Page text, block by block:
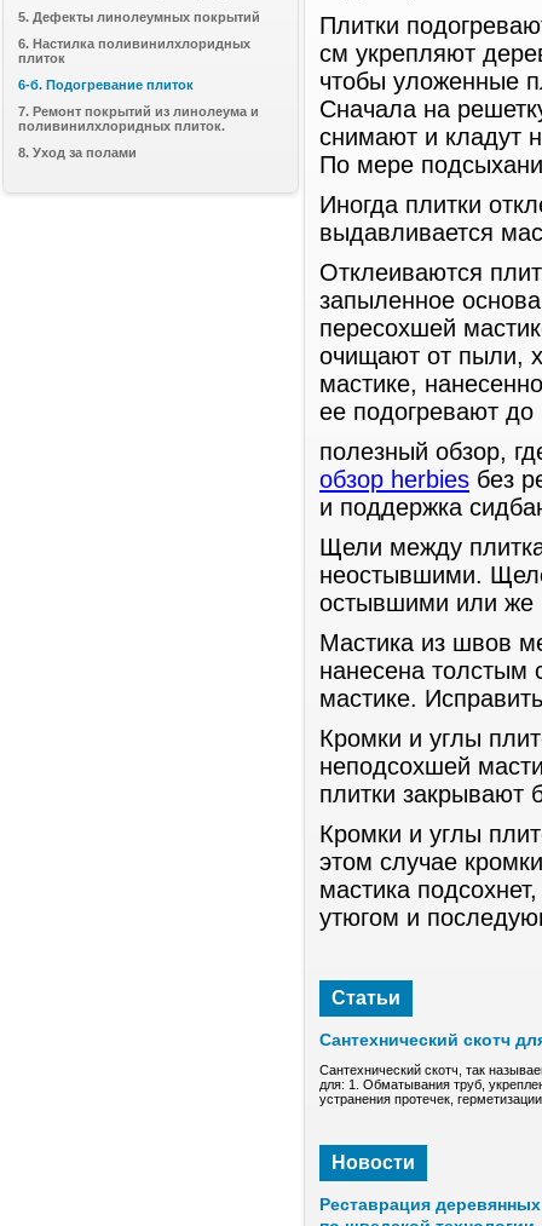
Плитки
см укрепляют
чтобы уложенные
Сначала на
снимают и кладут
По мере
Иногда плитки
выдавливается
Отклеиваются
запыленное
пересохшей
очищают от пыли,
мастике,
ее подогревают до
полезный обзор,
обзор herbies без
и поддержка
Щели между
неостывшими.
остывшими или же
Мастика из швов
нанесена толстым
мастике.
Кромки и углы
неподсохшей
плитки закрывают
Кромки и углы
этом случае
мастика
утюгом и
Статьи
Сантехнический скотч
Сантехнический скотч, так
для: 1. Обматывания труб,
устранения протечек,
Новости
Реставрация
5. Дефекты линолеумных покрытий
6. Настилка поливинилхлоридных
плиток
6-б. Подогревание плиток
7. Ремонт покрытий из линолеума и
поливинилхлоридных плиток.
8. Уход за полами